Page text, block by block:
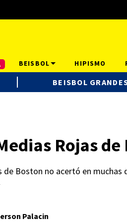
Rojas
de Boston no acertó en
Palacin
BEISBOL
BEISBOL
HIPISMO